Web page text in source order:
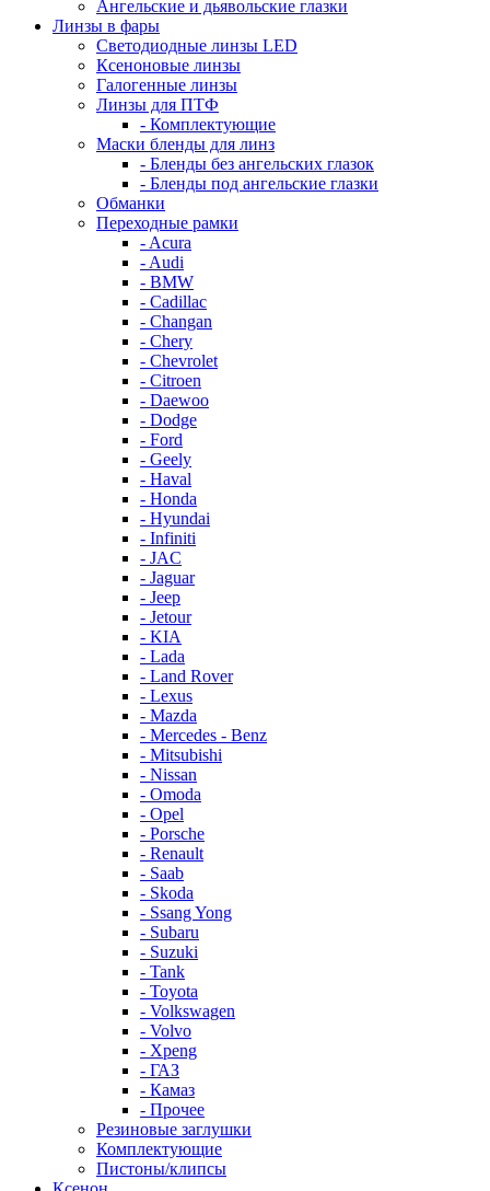
Ангельские и дьявольские глазки
Линзы в фары
Светодиодные линзы LED
Ксеноновые линзы
Галогенные линзы
Линзы для ПТФ
- Комплектующие
Маски бленды для линз
- Бленды без ангельских глазок
- Бленды под ангельские глазки
Обманки
Переходные рамки
- Acura
- Audi
- BMW
- Cadillac
- Changan
- Chery
- Chevrolet
- Citroen
- Daewoo
- Dodge
- Ford
- Geely
- Haval
- Honda
- Hyundai
- Infiniti
- JAC
- Jaguar
- Jeep
- Jetour
- KIA
- Lada
- Land Rover
- Lexus
- Mazda
- Mercedes - Benz
- Mitsubishi
- Nissan
- Omoda
- Opel
- Porsche
- Renault
- Saab
- Skoda
- Ssang Yong
- Subaru
- Suzuki
- Tank
- Toyota
- Volkswagen
- Volvo
- Xpeng
- ГАЗ
- Камаз
- Прочее
Резиновые заглушки
Комплектующие
Пистоны/клипсы